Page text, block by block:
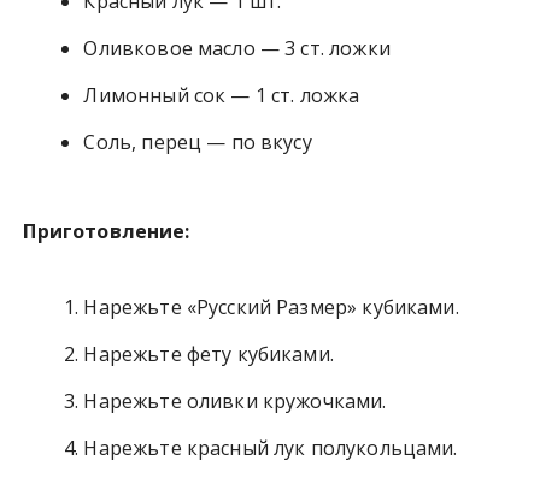
Оливковое масло — 3 ст. ложки
Лимонный сок — 1 ст. ложка
Соль, перец — по вкусу
Приготовление:
Нарежьте «Русский Размер» кубиками.
Нарежьте фету кубиками.
Нарежьте оливки кружочками.
Нарежьте красный лук полукольцами.